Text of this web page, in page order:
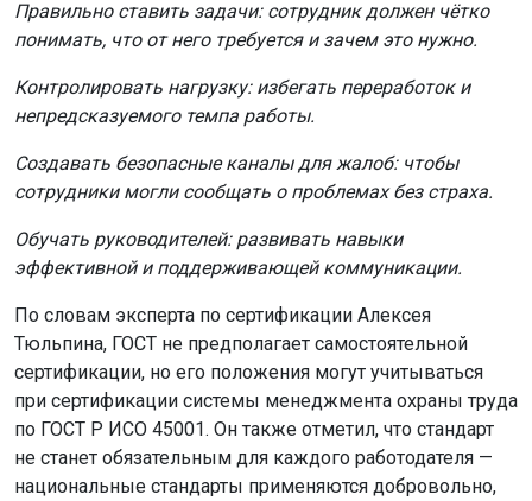
при сертификации системы менеджмента охраны труда
по ГОСТ Р ИСО 45001. Он также отметил, что стандарт
не станет обязательным для каждого работодателя —
национальные стандарты применяются добровольно,
Что это значит на практике?
Как поясняют эксперты российского рынка труда,
новый ГОСТ не отменяет трудовые обязанности и не
идёт о переходе от авторитарного стиля управления к
более человечному подходу, который учитывает
психологическое состояние сотрудников. Давление,
буллинг и перегрузки, по сути, проигрывают
нормальному менеджменту — на этот раз официально,
с номером ГОСТа.